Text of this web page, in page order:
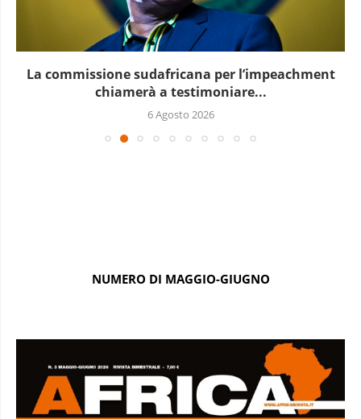
La commissione sudafricana per l’impeachment
chiamerà a testimoniare...
6 Agosto 2026
NUMERO DI MAGGIO-GIUGNO